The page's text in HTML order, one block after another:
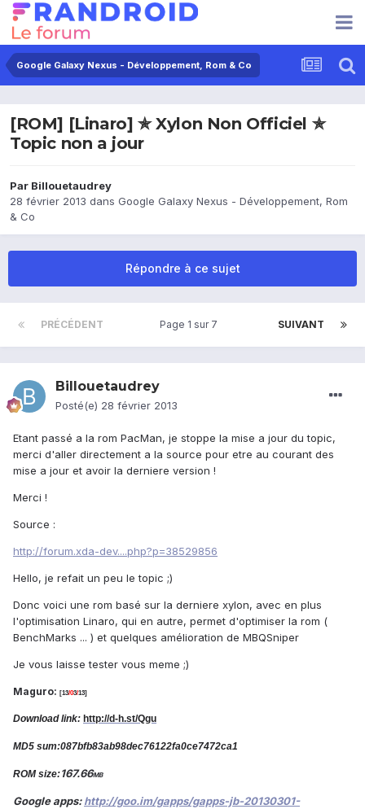
Google Galaxy Nexus - Développement, Rom & Co
[ROM] [Linaro] ✯ Xylon Non Officiel ✯
Topic non a jour
Par Billouetaudrey
28 février 2013 dans Google Galaxy Nexus - Développement, Rom
& Co
Répondre à ce sujet
PRÉCÉDENT SUIVANT
Page 1 sur 7
Billouetaudrey
Posté(e) 28 février 2013
Etant passé a la rom PacMan, je stoppe la mise a jour du topic,
merci d'aller directement a la source pour etre au courant des
mise a jour et avoir la derniere version !
Merci !
Source :
http://forum.xda-dev....php?p=38529856
Hello, je refait un peu le topic ;)
Donc voici une rom basé sur la derniere xylon, avec en plus
l'optimisation Linaro, qui en autre, permet d'optimiser la rom (
BenchMarks ... ) et quelques amélioration de MBQSniper
Je vous laisse tester vous meme ;)
Maguro: [13/03/13]
Download link: http://d-h.st/Qgu
MD5 sum:087bfb83ab98dec76122fa0ce7472ca1
ROM size:167.66MB
Google apps:http://goo.im/gapps/gapps-jb-20130301-